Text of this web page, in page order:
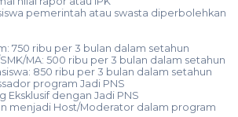
pemerintah atau swasta diperbolehkan
750 ribu per 3 bulan dalam setahun
MA: 500 ribu per 3 bulan dalam setahun
850 ribu per 3 bulan dalam setahun
program Jadi PNS
Eksklusif dengan Jadi PNS
menjadi Host/Moderator dalam program